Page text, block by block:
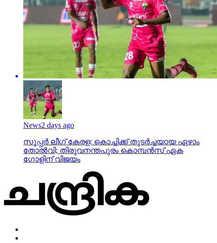
News2 days ago
സൂപ്പര്‍ ലീഗ് കേരള: കൊച്ചിക്ക് തുടര്‍ച്ചയായ ഏഴാം
തോല്‍വി; തിരുവനന്തപുരം കൊമ്പന്‍സ് ഏക
ഗോളിന് വിജയം